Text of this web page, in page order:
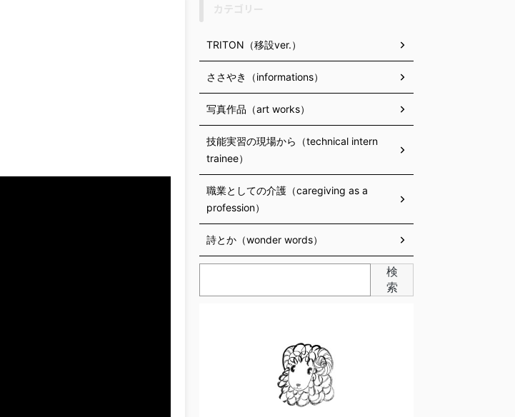
TRITON（移設ver.）
ささやき（informations）
写真作品（art works）
技能実習の現場から（technical intern
trainee）
職業としての介護（caregiving as a
profession）
詩とか（wonder words）
検
索